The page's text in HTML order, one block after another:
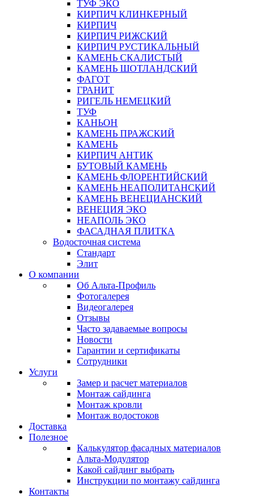
ТУФ ЭКО
КИРПИЧ КЛИНКЕРНЫЙ
КИРПИЧ
КИРПИЧ РИЖСКИЙ
КИРПИЧ РУСТИКАЛЬНЫЙ
КАМЕНЬ СКАЛИСТЫЙ
КАМЕНЬ ШОТЛАНДСКИЙ
ФАГОТ
ГРАНИТ
РИГЕЛЬ НЕМЕЦКИЙ
ТУФ
КАНЬОН
КАМЕНЬ ПРАЖСКИЙ
КАМЕНЬ
КИРПИЧ АНТИК
БУТОВЫЙ КАМЕНЬ
КАМЕНЬ ФЛОРЕНТИЙСКИЙ
КАМЕНЬ НЕАПОЛИТАНСКИЙ
КАМЕНЬ ВЕНЕЦИАНСКИЙ
ВЕНЕЦИЯ ЭКО
НЕАПОЛЬ ЭКО
ФАСАДНАЯ ПЛИТКА
Водосточная система
Стандарт
Элит
О компании
Об Альта-Профиль
Фотогалерея
Видеогалерея
Отзывы
Часто задаваемые вопросы
Новости
Гарантии и сертификаты
Сотрудники
Услуги
Замер и расчет материалов
Монтаж сайдинга
Монтаж кровли
Монтаж водостоков
Доставка
Полезное
Калькулятор фасадных материалов
Альта-Модулятор
Какой сайдинг выбрать
Инструкции по монтажу сайдинга
Контакты